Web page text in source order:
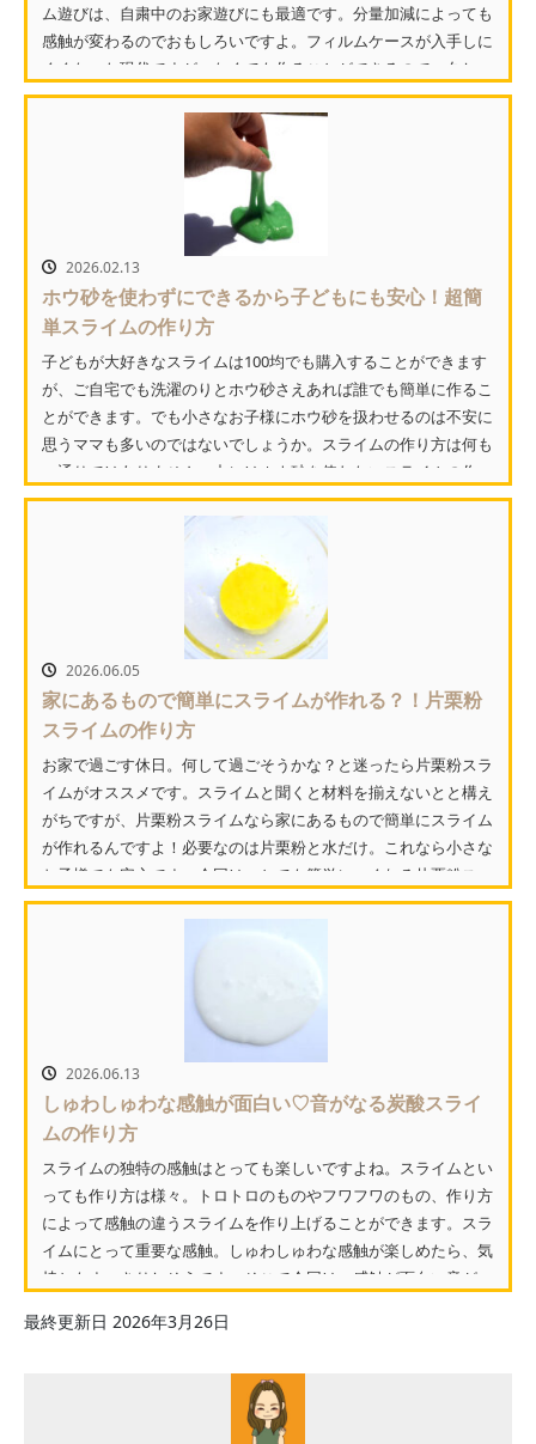
ム遊びは、自粛中のお家遊びにも最適です。分量加減によっても
感触が変わるのでおもしろいですよ。フィルムケースが入手しに
くくなった現代ですが、なくても作ることができるので、久し
ぶ...
2026.02.13
ホウ砂を使わずにできるから子どもにも安心！超簡
単スライムの作り方
子どもが大好きなスライムは100均でも購入することができます
が、ご自宅でも洗濯のりとホウ砂さえあれば誰でも簡単に作るこ
とができます。でも小さなお子様にホウ砂を扱わせるのは不安に
思うママも多いのではないでしょうか。スライムの作り方は何も
一通りではありません。中にはホウ砂を使わないスライムの作...
2026.06.05
家にあるもので簡単にスライムが作れる？！片栗粉
スライムの作り方
お家で過ごす休日。何して過ごそうかな？と迷ったら片栗粉スラ
イムがオススメです。スライムと聞くと材料を揃えないとと構え
がちですが、片栗粉スライムなら家にあるもので簡単にスライム
が作れるんですよ！必要なのは片栗粉と水だけ。これなら小さな
お子様でも安心です。今回は、とても簡単につくれる片栗粉ス
ラ...
2026.06.13
しゅわしゅわな感触が面白い♡音がなる炭酸スライ
ムの作り方
スライムの独特の感触はとっても楽しいですよね。スライムとい
っても作り方は様々。トロトロのものやフワフワのもの、作り方
によって感触の違うスライムを作り上げることができます。スラ
イムにとって重要な感触。しゅわしゅわな感触が楽しめたら、気
持ちもすっきりしそうです。そこで今回は、感触が面白い音が
最終更新日 2026年3月26日